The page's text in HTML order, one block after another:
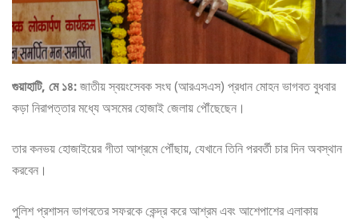
গুয়াহাটি, মে ১৪:জাতীয় স্বয়ংসেবক সংঘ (আরএসএস) প্রধান মোহন ভাগবত বুধবার
কড়া নিরাপত্তার মধ্যে অসমের হোজাই জেলায় পৌঁছেছেন।
তার কনভয় হোজাইয়ের গীতা আশ্রমে পৌঁছায়, যেখানে তিনি পরবর্তী চার দিন অবস্থান
করবেন।
পুলিশ প্রশাসন ভাগবতের সফরকে কেন্দ্র করে আশ্রম এবং আশেপাশের এলাকায়